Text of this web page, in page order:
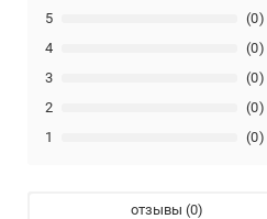
1 (0)
2 (0)
3 (0)
4 (0)
5 (0)
отзывы